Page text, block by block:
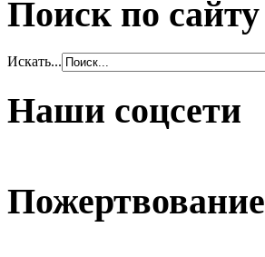
Поиск по сайту
Искать...
Наши соцсети
Пожертвование